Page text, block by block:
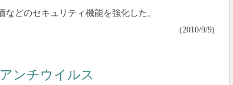
どのセキュリティ機能を強化した。
(2010/9/9)
ンチウイルス